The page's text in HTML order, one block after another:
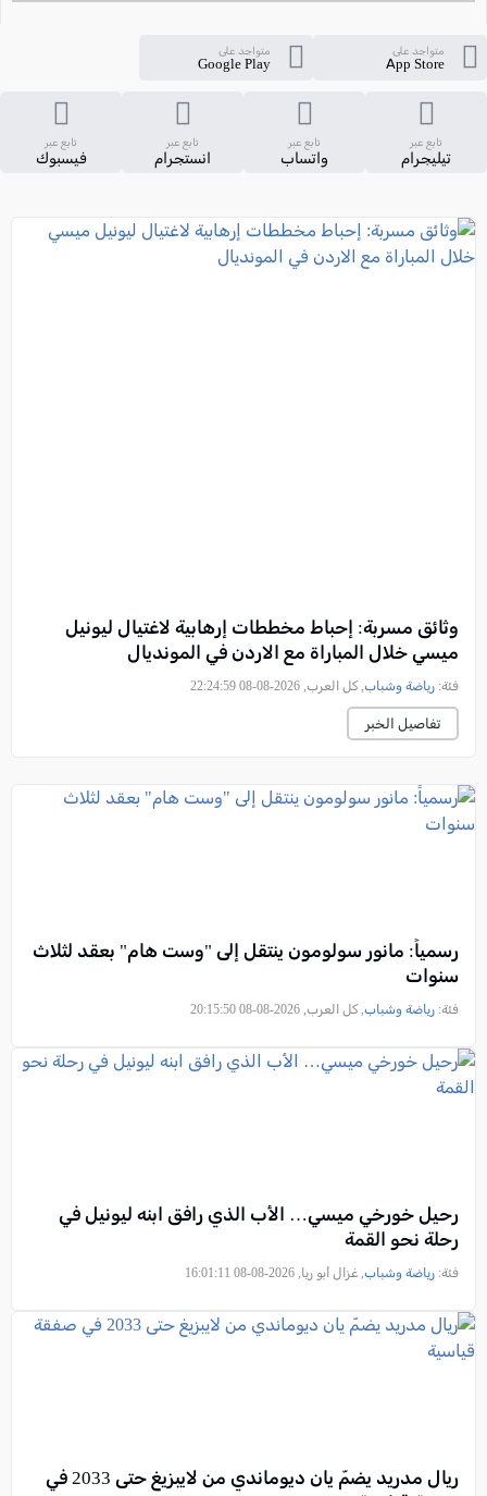
متواجد على
App Store
متواجد على
Google Play
تابع عبر
تيليجرام
تابع عبر
واتساب
تابع عبر
انستجرام
تابع عبر
فيسبوك
وثائق مسربة: إحباط مخططات إرهابية لاغتيال ليونيل
ميسي خلال المباراة مع الاردن في المونديال
فئة: رياضة وشباب, كل العرب, 2026-08-08 22:24:59
تفاصيل الخبر
رسمياً: مانور سولومون ينتقل إلى "وست هام" بعقد لثلاث
سنوات
فئة: رياضة وشباب, كل العرب, 2026-08-08 20:15:50
رحيل خورخي ميسي… الأب الذي رافق ابنه ليونيل في
رحلة نحو القمة
فئة: رياضة وشباب, غزال أبو ريا, 2026-08-08 16:01:11
ريال مدريد يضمّ يان ديوماندي من لايبزيغ حتى 2033 في